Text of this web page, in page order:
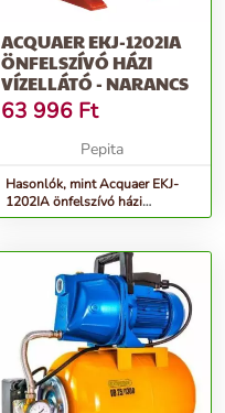
ACQUAER EKJ-1202IA
ÖNFELSZÍVÓ HÁZI
VÍZELLÁTÓ - NARANCS
63 996 Ft
Pepita
Hasonlók, mint Acquaer EKJ-
1202IA önfelszívó házi
Vízellátó - narancs